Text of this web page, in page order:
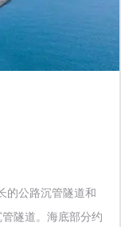
的公路沉管隧道和
隧道。海底部分约